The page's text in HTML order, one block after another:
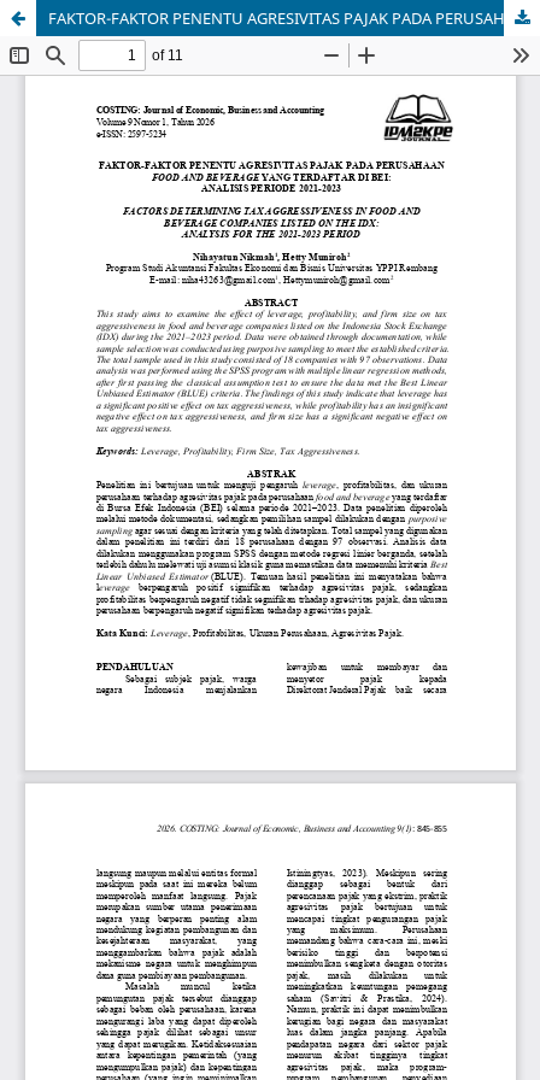
FAKTOR-FAKTOR PENENTU AGRESIVITAS PAJAK PADA PERUSAHAAN FOOD AND BEVERAGE YANG TERDAFTAR DI BEI:ANALISIS PERIODE 2021-2023